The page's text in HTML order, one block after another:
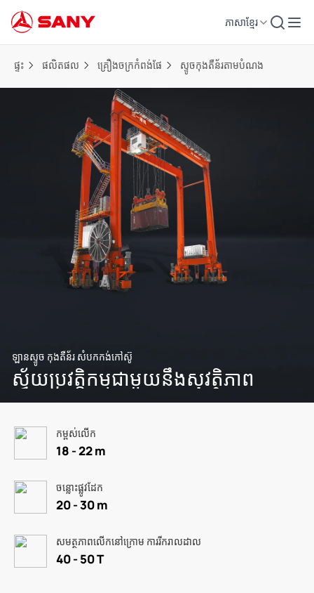
ភាសាខ្មែរ
ផ្ទះ ផលិតផល គ្រឿងចក្រកំពង់ផែ ស្ទូចកុងតឺន័រតាមបំណង
ឡានស្ទូច កុងតឺន័រ សំបកកង់កៅស៊ូ
ស្វ័យប្រវត្តិកម្មជាមួយនឹងសុវត្ថិភាព
កម្ពស់លើក
18 - 22 m
ចន្លោះផ្លូវដែក
20 - 30 m
សមត្ថភាពលើកនៅក្រោម ការរីករាលដាល
40 - 50 T